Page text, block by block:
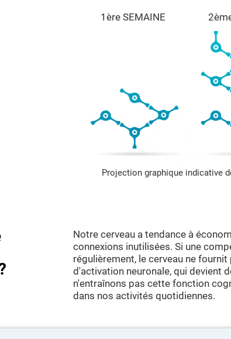
1ère SEMAINE
Projection graphique indicative
Notre cerveau a tendance à
connexions inutilisées. Si une
régulièrement, le cerveau ne
d'activation neuronale, qui devient
n'entraînons pas cette fonction
dans nos activités quotidiennes.